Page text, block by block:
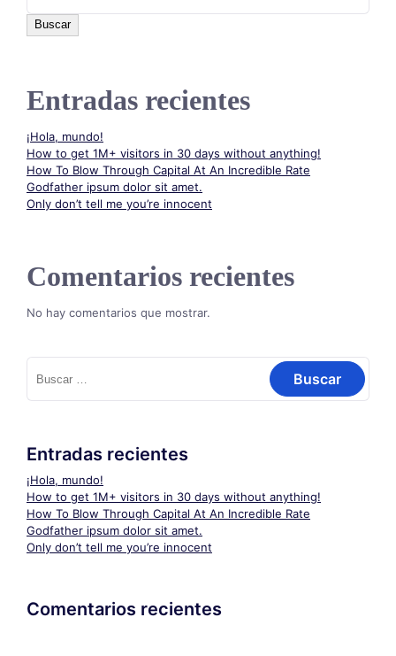
Buscar
Entradas recientes
¡Hola, mundo!
How to get 1M+ visitors in 30 days without anything!
How To Blow Through Capital At An Incredible Rate
Godfather ipsum dolor sit amet.
Only don’t tell me you’re innocent
Comentarios recientes
No hay comentarios que mostrar.
Buscar:
Entradas recientes
¡Hola, mundo!
How to get 1M+ visitors in 30 days without anything!
How To Blow Through Capital At An Incredible Rate
Godfather ipsum dolor sit amet.
Only don’t tell me you’re innocent
Comentarios recientes